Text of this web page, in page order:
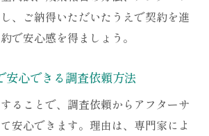
の見積もりで注意したいポイント
ルを防ぐ契約時の確認事項
提案する安心サポートの充実度
口が誇る兵庫探偵サポートの内容
相談できるサポート体制の特徴
、ご納得いただいたうえで契約を進
で安心感を得ましょう。
安心できる調査依頼方法
ることで、調査依頼からアフターサ
安心できます。理由は、専門家によ